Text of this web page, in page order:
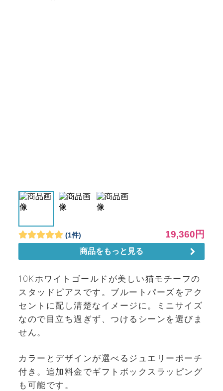
10Kホワイトゴールドが美しい猫モチーフの
スタッドピアスです。ブルートパーズをアク
セントに配し清楚なイメージに。ミニサイズ
なので目立ち過ぎず、つけるシーンを選びま
せん。
カラーとデザインが選べるジュエリーポーチ
付き。追加料金でギフトボックスラッピング
も可能です。